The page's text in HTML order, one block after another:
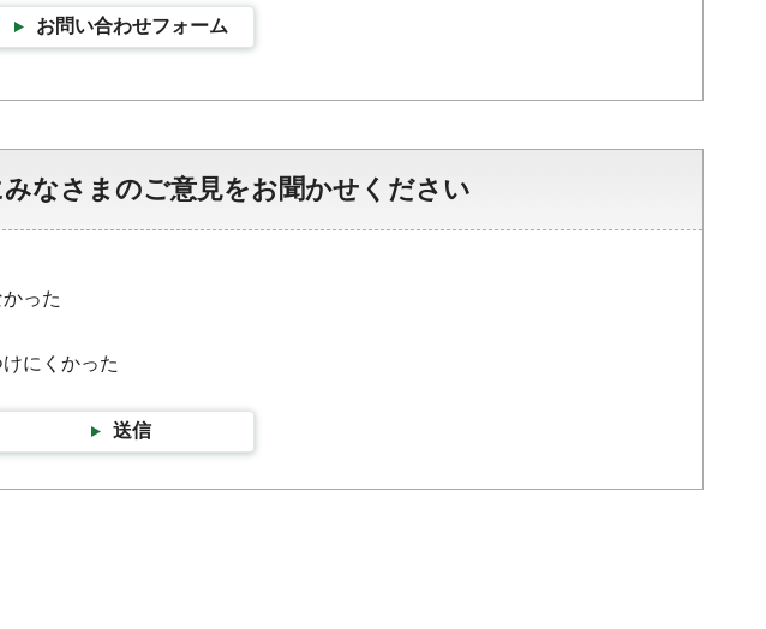
お問い合わせフォーム
なさまのご意見をお聞かせください
った
にくかった
送信